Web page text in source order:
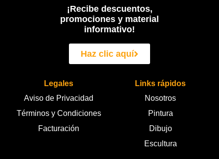
¡Recibe descuentos,
promociones y material
informativo!
Haz clic aquí
Legales
Aviso de Privacidad
Términos y Condiciones
Facturación
Links rápidos
Nosotros
Pintura
Dibujo
Escultura